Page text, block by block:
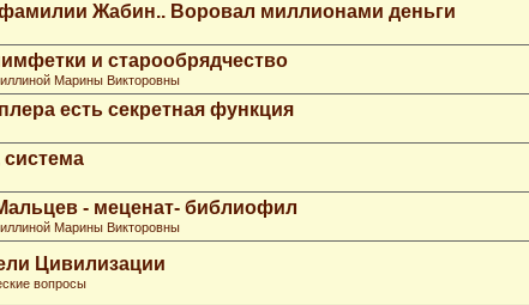
Жабин.. Воровал миллионами деньги
и старообрядчество
Марины Викторовны
есть секретная функция
- меценат- библиофил
Марины Викторовны
Цивилизации
вопросы